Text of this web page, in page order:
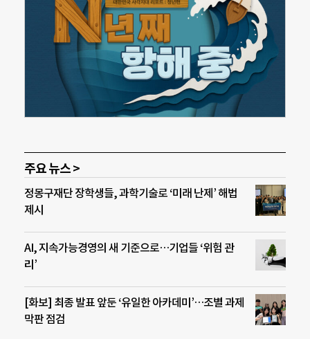
주요 뉴스 >
정몽구재단 장학생들, 과학기술로 ‘미래 난제’ 해법
제시
AI, 지속가능경영의 새 기준으로…기업들 ‘위험 관
리’
[화보] 최종 발표 앞둔 ‘유일한 아카데미’…조별 과제
막판 점검